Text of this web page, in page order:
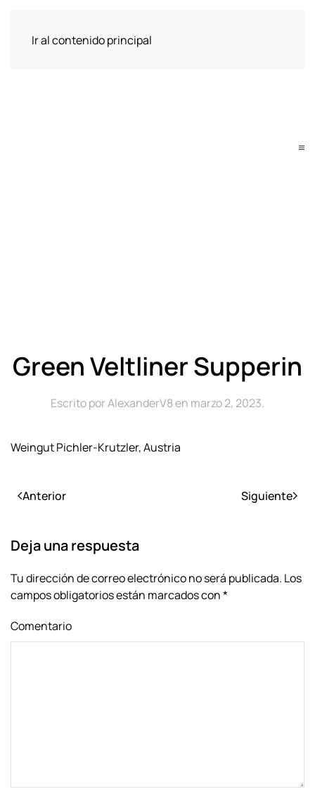
Ir al contenido principal
Green Veltliner Supperin
Escrito porAlexanderV8en marzo 2, 2023.
Weingut Pichler-Krutzler, Austria
Anterior Siguiente
Deja una respuesta
Tu dirección de correo electrónico no será publicada. Los
campos obligatorios están marcados con*
Comentario